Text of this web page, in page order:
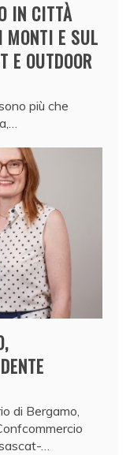
IN CITTÀ
MONTI E SUL
E OUTDOOR
più che
di Bergamo,
…